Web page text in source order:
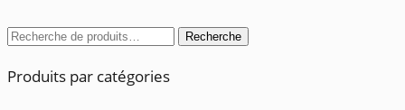
Recherche
Recherche
Produits par catégories